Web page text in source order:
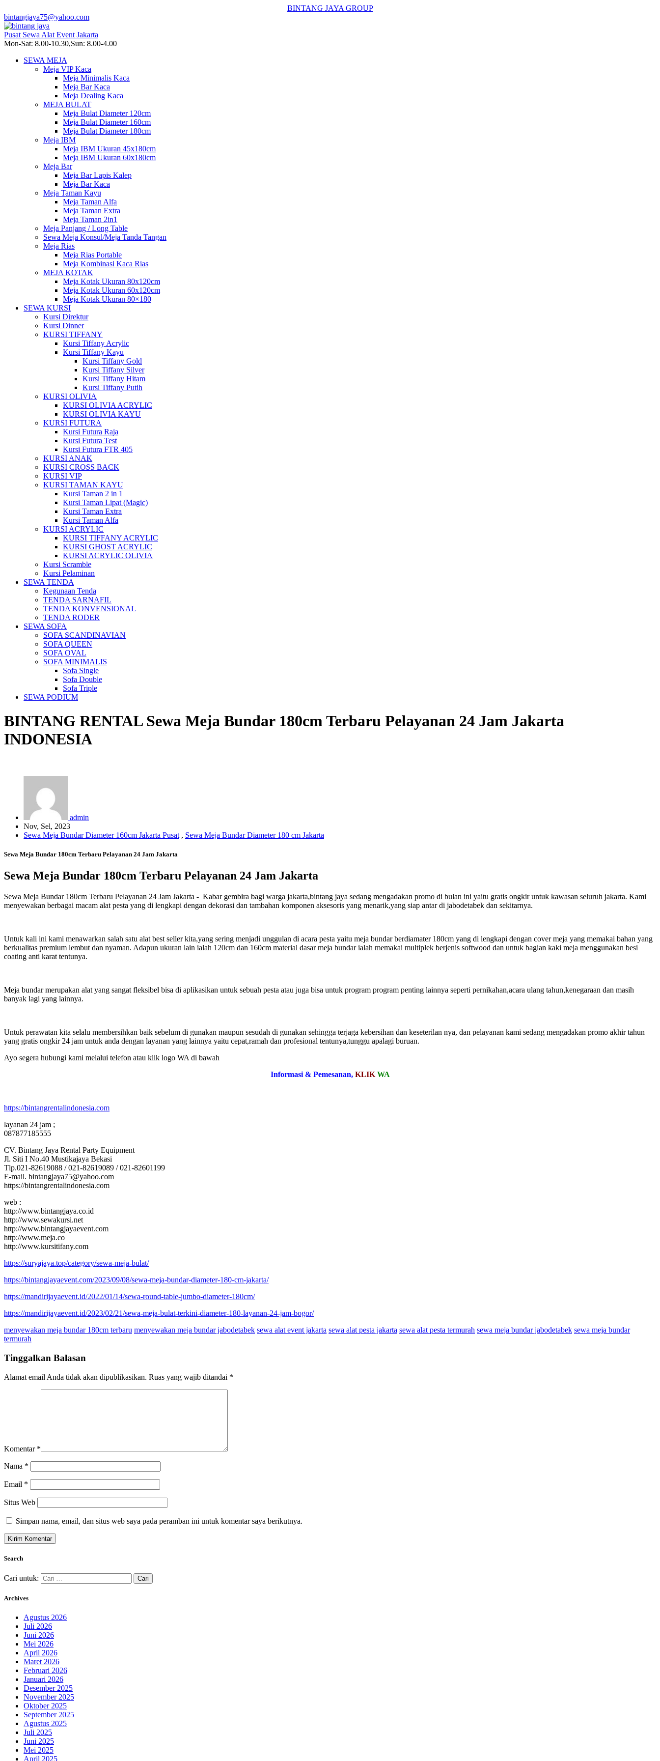
BINTANG JAYA GROUP
bintangjaya75@yahoo.com
Pusat Sewa Alat Event Jakarta
Mon-Sat: 8.00-10.30,Sun: 8.00-4.00
SEWA MEJA
Meja VIP Kaca
Meja Minimalis Kaca
Meja Bar Kaca
Meja Dealing Kaca
MEJA BULAT
Meja Bulat Diameter 120cm
Meja Bulat Diameter 160cm
Meja Bulat Diameter 180cm
Meja IBM
Meja IBM Ukuran 45x180cm
Meja IBM Ukuran 60x180cm
Meja Bar
Meja Bar Lapis Kalep
Meja Bar Kaca
Meja Taman Kayu
Meja Taman Alfa
Meja Taman Extra
Meja Taman 2in1
Meja Panjang / Long Table
Sewa Meja Konsul/Meja Tanda Tangan
Meja Rias
Meja Rias Portable
Meja Kombinasi Kaca Rias
MEJA KOTAK
Meja Kotak Ukuran 80x120cm
Meja Kotak Ukuran 60x120cm
Meja Kotak Ukuran 80×180
SEWA KURSI
Kursi Direktur
Kursi Dinner
KURSI TIFFANY
Kursi Tiffany Acrylic
Kursi Tiffany Kayu
Kursi Tiffany Gold
Kursi Tiffany Silver
Kursi Tiffany Hitam
Kursi Tiffany Putih
KURSI OLIVIA
KURSI OLIVIA ACRYLIC
KURSI OLIVIA KAYU
KURSI FUTURA
Kursi Futura Raja
Kursi Futura Test
Kursi Futura FTR 405
KURSI ANAK
KURSI CROSS BACK
KURSI VIP
KURSI TAMAN KAYU
Kursi Taman 2 in 1
Kursi Taman Lipat (Magic)
Kursi Taman Extra
Kursi Taman Alfa
KURSI ACRYLIC
KURSI TIFFANY ACRYLIC
KURSI GHOST ACRYLIC
KURSI ACRYLIC OLIVIA
Kursi Scramble
Kursi Pelaminan
SEWA TENDA
Kegunaan Tenda
TENDA SARNAFIL
TENDA KONVENSIONAL
TENDA RODER
SEWA SOFA
SOFA SCANDINAVIAN
SOFA QUEEN
SOFA OVAL
SOFA MINIMALIS
Sofa Single
Sofa Double
Sofa Triple
SEWA PODIUM
BINTANG RENTAL Sewa Meja Bundar 180cm Terbaru Pelayanan 24 Jam Jakarta
INDONESIA
admin
Nov, Sel, 2023
Sewa Meja Bundar Diameter 160cm Jakarta Pusat , Sewa Meja Bundar Diameter 180 cm Jakarta
Sewa Meja Bundar 180cm Terbaru Pelayanan 24 Jam Jakarta
Sewa Meja Bundar 180cm Terbaru Pelayanan 24 Jam Jakarta
Sewa Meja Bundar 180cm Terbaru Pelayanan 24 Jam Jakarta - Kabar gembira bagi warga jakarta,bintang jaya sedang mengadakan promo di bulan ini yaitu gratis ongkir untuk kawasan seluruh jakarta. Kami
menyewakan berbagai macam alat pesta yang di lengkapi dengan dekorasi dan tambahan komponen aksesoris yang menarik,yang siap antar di jabodetabek dan sekitarnya.
Untuk kali ini kami menawarkan salah satu alat best seller kita,yang sering menjadi unggulan di acara pesta yaitu meja bundar berdiamater 180cm yang di lengkapi dengan cover meja yang memakai bahan yang
berkualitas premium lembut dan nyaman. Adapun ukuran lain ialah 120cm dan 160cm material dasar meja bundar ialah memakai multiplek berjenis softwood dan untuk bagian kaki meja menggunakan besi
coating anti karat tentunya.
Meja bundar merupakan alat yang sangat fleksibel bisa di aplikasikan untuk sebuah pesta atau juga bisa untuk program program penting lainnya seperti pernikahan,acara ulang tahun,kenegaraan dan masih
banyak lagi yang lainnya.
Untuk perawatan kita selalu membersihkan baik sebelum di gunakan maupun sesudah di gunakan sehingga terjaga kebersihan dan keseterilan nya, dan pelayanan kami sedang mengadakan promo akhir tahun
yang gratis ongkir 24 jam untuk anda dengan layanan yang lainnya yaitu cepat,ramah dan profesional tentunya,tunggu apalagi buruan.
Ayo segera hubungi kami melalui telefon atau klik logo WA di bawah
Informasi & Pemesanan, KLIK WA
https://bintangrentalindonesia.com
layanan 24 jam ;
087877185555
CV. Bintang Jaya Rental Party Equipment
Jl. Siti I No.40 Mustikajaya Bekasi
Tlp.021-82619088 / 021-82619089 / 021-82601199
E-mail. bintangjaya75@yahoo.com
https://bintangrentalindonesia.com
web :
http://www.bintangjaya.co.id
http://www.sewakursi.net
http://www.bintangjayaevent.com
http://www.meja.co
http://www.kursitifany.com
https://suryajaya.top/category/sewa-meja-bulat/
https://bintangjayaevent.com/2023/09/08/sewa-meja-bundar-diameter-180-cm-jakarta/
https://mandirijayaevent.id/2022/01/14/sewa-round-table-jumbo-diameter-180cm/
https://mandirijayaevent.id/2023/02/21/sewa-meja-bulat-terkini-diameter-180-layanan-24-jam-bogor/
menyewakan meja bundar 180cm terbaru menyewakan meja bundar jabodetabek sewa alat event jakarta sewa alat pesta jakarta sewa alat pesta termurah sewa meja bundar jabodetabek sewa meja bundar
termurah
Tinggalkan Balasan
Alamat email Anda tidak akan dipublikasikan. Ruas yang wajib ditandai *
Komentar *
Nama *
Email *
Situs Web
Simpan nama, email, dan situs web saya pada peramban ini untuk komentar saya berikutnya.
Search
Cari untuk:
Archives
Agustus 2026
Juli 2026
Juni 2026
Mei 2026
April 2026
Maret 2026
Februari 2026
Januari 2026
Desember 2025
November 2025
Oktober 2025
September 2025
Agustus 2025
Juli 2025
Juni 2025
Mei 2025
April 2025